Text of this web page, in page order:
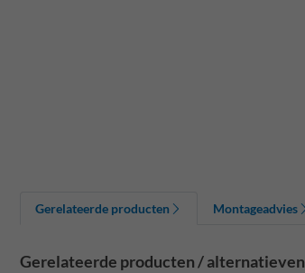
Gerelateerde producten Montageadvies
Gerelateerde producten / alternatieven